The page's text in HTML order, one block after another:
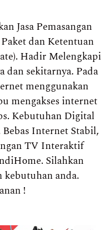
Jasa Pemasangan
dan Ketentuan
Hadir Melengkapi
dan sekitarnya. Pada
menggunakan
mengakses internet
Kebutuhan Digital
Internet Stabil,
TV Interaktif
Silahkan
anda.
!